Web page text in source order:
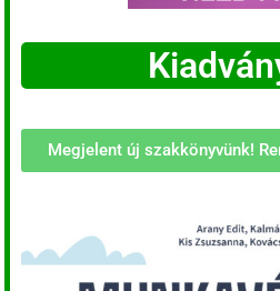
Megjelent új szakkönyvünk!